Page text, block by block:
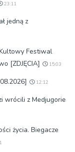
23:11
jedną z
Festiwal
[ZDJĘCIA]
15:03
12:12
wrócili z Medjugorie
życia. Biegacze